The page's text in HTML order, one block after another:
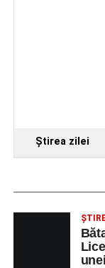
Ştirea zilei